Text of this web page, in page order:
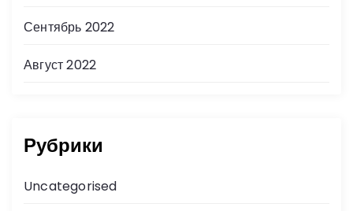
Сентябрь 2022
Август 2022
Рубрики
Uncategorised